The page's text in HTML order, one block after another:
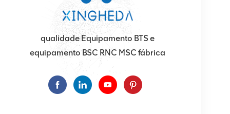
qualidade Equipamento BTS e
equipamento BSC RNC MSC fábrica